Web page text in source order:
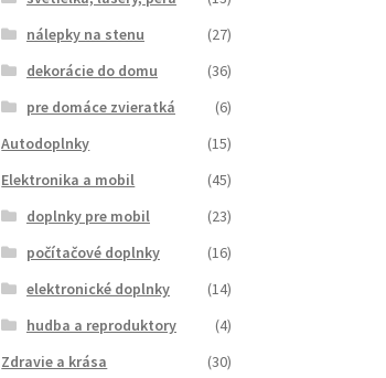
nálepky na stenu
(27)
dekorácie do domu
(36)
pre domáce zvieratká
(6)
Autodoplnky
(15)
Elektronika a mobil
(45)
doplnky pre mobil
(23)
počítačové doplnky
(16)
elektronické doplnky
(14)
hudba a reproduktory
(4)
Zdravie a krása
(30)